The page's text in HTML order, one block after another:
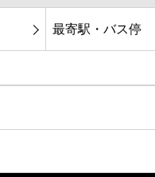
最寄駅・バス停